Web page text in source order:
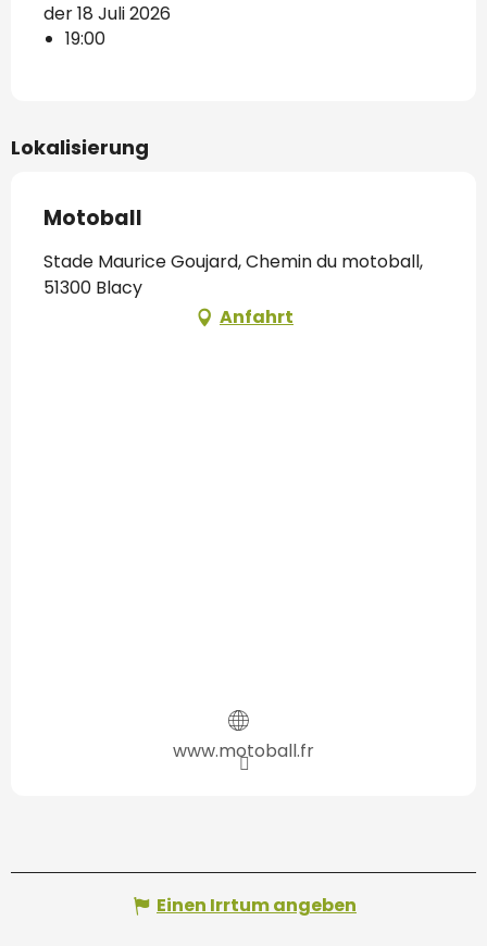
der 18 Juli 2026
19:00
Lokalisierung
Motoball
Stade Maurice Goujard, Chemin du motoball,
51300 Blacy
Anfahrt
www.motoball.fr
Einen Irrtum angeben